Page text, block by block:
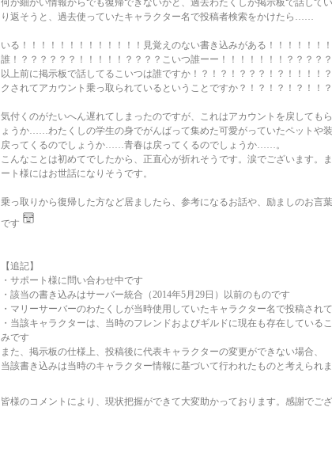
何か細かい情報からでも復帰できないかと、過去わたくしが掲示板で話して
り返そうと、過去使っていたキャラクター名で投稿者検索をかけたら……
いる！！！！！！！！！！！！！見覚えのない書き込みがある！！！！！！！
誰！？？？？？？！！！！！？？？？こいつ誰ーー！！！！！！！？？？？
以上前に掲示板で話してるこいつは誰ですか！？！？！？？？！？！！！！
クされてアカウント乗っ取られているということですか？！？！？！？！！
気付くのがたいへん遅れてしまったのですが、これはアカウントを戻しても
ょうか……わたくしの学生の身でがんばって集めた可愛がっていたペットや
戻ってくるのでしょうか……青春は戻ってくるのでしょうか……。
こんなことは初めてでしたから、正直心が折れそうです。涙でございます。
ート様にはお世話になりそうです。
乗っ取りから復帰した方など居ましたら、参考になるお話や、励ましのお言
です
【追記】
・サポート様に問い合わせ中です
・該当の書き込みはサーバー統合（2014年5月29日）以前のものです
・マリーサーバーのわたくしが当時使用していたキャラクター名で投稿され
・当該キャラクターは、当時のフレンドおよびギルドに現在も存在している
みです
また、掲示板の仕様上、投稿後に代表キャラクターの変更ができない場合、
当該書き込みは当時のキャラクター情報に基づいて行われたものと考えられま
皆様のコメントにより、現状把握ができて大変助かっております。感謝でご